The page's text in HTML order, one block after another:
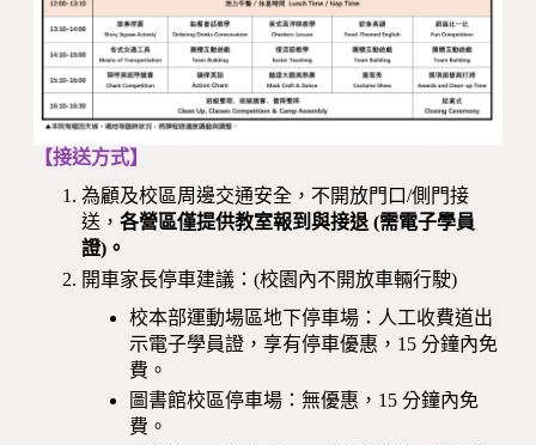
【接送方式】
為顧及校區周邊交通安全，不開放門口/側門接
送，各營區僅提供教室報到與接退 (需電子學員
證)。
開車家長停車建議：(校園內不開放車輛行駛)
校本部運動場區地下停車場：人工收費道出
示電子學員證，享有停車優惠，15 分鐘內免
費。
圖書館校區停車場：無優惠，15 分鐘內免
費。